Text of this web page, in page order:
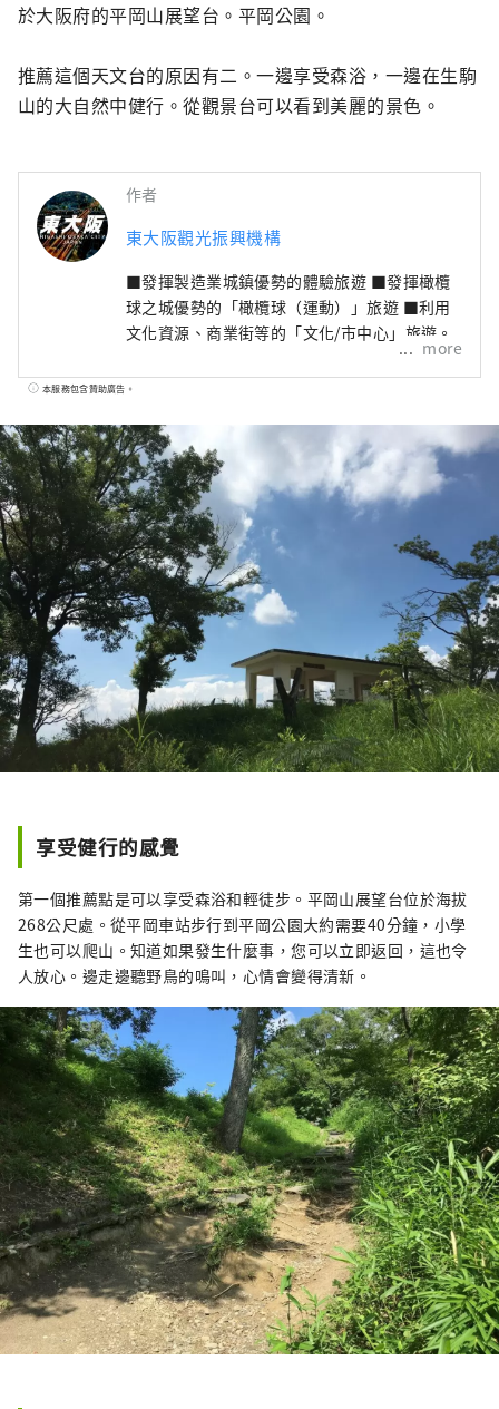
於大阪府的平岡山展望台。平岡公園。
推薦這個天文台的原因有二。一邊享受森浴，一邊在生駒
山的大自然中健行。從觀景台可以看到美麗的景色。
作者
東大阪觀光振興機構
■發揮製造業城鎮優勢的體驗旅遊 ■發揮橄欖
球之城優勢的「橄欖球（運動）」旅遊 ■利用
文化資源、商業街等的「文化/市中心」旅遊。
more
本服務包含贊助廣告。
享受健行的感覺
第一個推薦點是可以享受森浴和輕徒步。平岡山展望台位於海拔
268公尺處。從平岡車站步行到平岡公園大約需要40分鐘，小學
生也可以爬山。知道如果發生什麼事，您可以立即返回，這也令
人放心。邊走邊聽野鳥的鳴叫，心情會變得清新。